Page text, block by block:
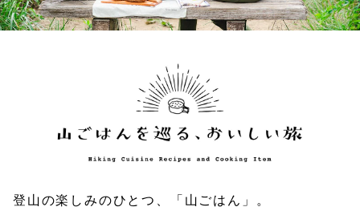
登山の楽しみのひとつ、「山ごはん」。